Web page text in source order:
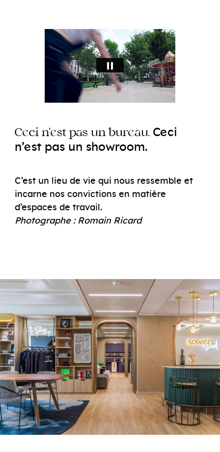
Ceci n’est pas un bureau. Ceci
n’est pas un showroom.
C’est un lieu de vie qui nous ressemble et
incarne nos convictions en matière
d’espaces de travail.
Photographe : Romain Ricard